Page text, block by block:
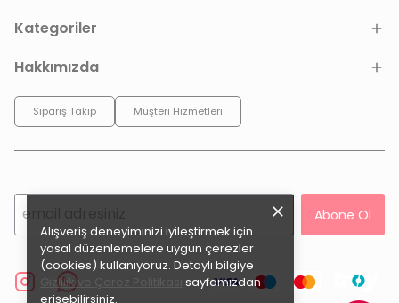
Alışveriş deneyiminizi iyileştirmek için
yasal düzenlemelere uygun çerezler
(cookies) kullanıyoruz. Detaylı bilgiye
Gizlilik ve Çerez Politikası
sayfamızdan
erişebilirsiniz.
Kategoriler
Hakkımızda
Sipariş Takip Müşteri Hizmetleri
Abone Ol